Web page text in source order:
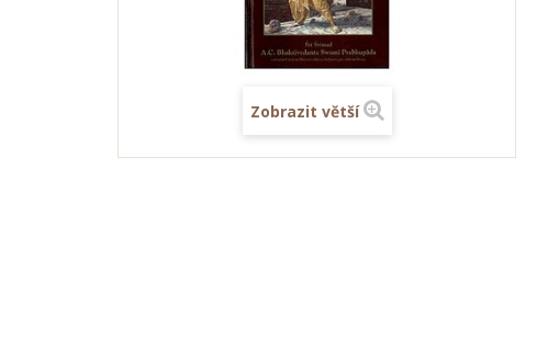
Zobrazit větší